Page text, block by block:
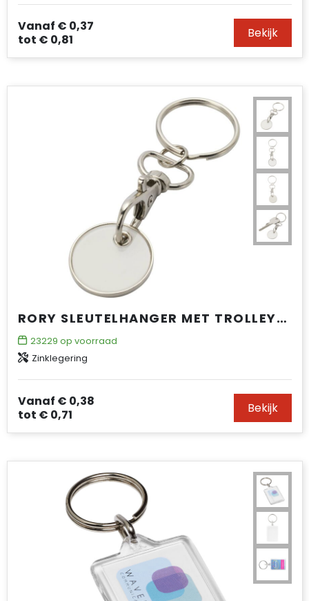
Vanaf € 0,37
tot € 0,81 Bekijk
RORY SLEUTELHANGER MET TROLLEYMUNT
23229 op voorraad
Zinklegering
Vanaf € 0,38
tot € 0,71 Bekijk